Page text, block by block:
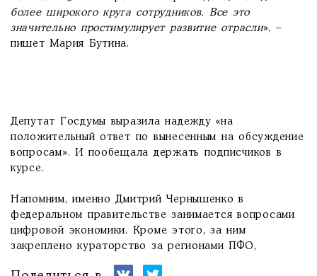
более широкого круга сотрудников. Все это
значительно простимулирует развитие отрасли», –
пишет Мария Бутина.
Депутат Госдумы выразила надежду «на
положительный ответ по вынесенным на обсуждение
вопросам». И пообещала держать подписчиков в
курсе.
Напомним, именно Дмитрий Чернышенко в
федеральном правительстве занимается вопросами
цифровой экономики. Кроме этого, за ним
закреплено кураторство за регионами ПФО,